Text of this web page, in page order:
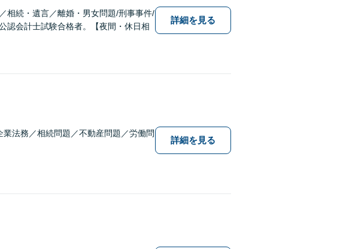
相続・遺言／離婚・男女問題/刑事事件/
認会計士試験合格者。【夜間・休日相
詳細を見る
法務／相続問題／不動産問題／労働問
詳細を見る